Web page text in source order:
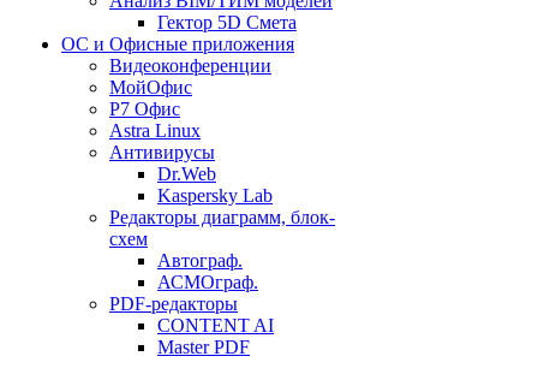
Гектор 5D Смета
ОС и Офисные приложения
Видеоконференции
МойОфис
P7 Офис
Astra Linux
Антивирусы
Dr.Web
Kaspersky Lab
Редакторы диаграмм, блок-
схем
Автограф.
АСМОграф.
PDF-редакторы
CONTENT AI
Master PDF